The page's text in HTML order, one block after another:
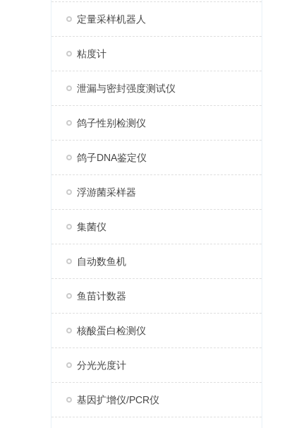
定量采样机器人
粘度计
泄漏与密封强度测试仪
鸽子性别检测仪
鸽子DNA鉴定仪
浮游菌采样器
集菌仪
自动数鱼机
鱼苗计数器
核酸蛋白检测仪
分光光度计
基因扩增仪/PCR仪